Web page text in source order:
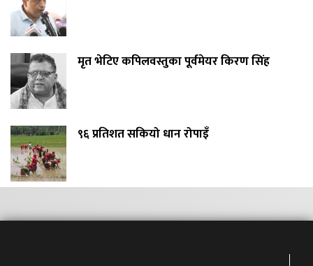
मृत भेटिए कपिलवस्तुका पूर्वमेयर किरण सिंह
९६ प्रतिशत सकियो धान रोपाइँ